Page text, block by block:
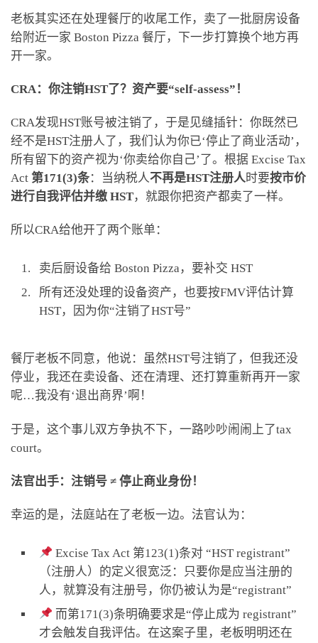
老板其实还在处理餐厅的收尾工作，卖了一批厨房设备
给附近一家 Boston Pizza 餐厅，下一步打算换个地方再
开一家。
CRA：你注销HST了？资产要“self-assess”！
CRA发现HST账号被注销了，于是见缝插针：你既然已
经不是HST注册人了，我们认为你已‘停止了商业活动’，
所有留下的资产视为‘你卖给你自己’了。根据 Excise Tax
Act 第171(3)条：当纳税人不再是HST注册人时要按市价
进行自我评估并缴 HST，就跟你把资产都卖了一样。
所以CRA给他开了两个账单：
卖后厨设备给 Boston Pizza，要补交 HST
所有还没处理的设备资产，也要按FMV评估计算
HST，因为你“注销了HST号”
餐厅老板不同意，他说：虽然HST号注销了，但我还没
停业，我还在卖设备、还在清理、还打算重新再开一家
呢…我没有‘退出商界’啊！
于是，这个事儿双方争执不下，一路吵吵闹闹上了tax
court。
法官出手：注销号 ≠ 停止商业身份！
幸运的是，法庭站在了老板一边。法官认为：
Excise Tax Act 第123(1)条对 “HST registrant”
（注册人）的定义很宽泛：只要你是应当注册的
人，就算没有注册号，你仍被认为是“registrant”
而第171(3)条明确要求是“停止成为 registrant”
才会触发自我评估。在这案子里，老板明明还在